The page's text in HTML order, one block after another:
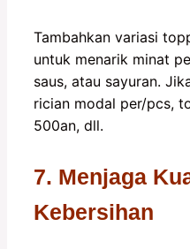
Tambahkan variasi
untuk menarik minat
saus, atau sayuran.
rician modal per/pcs,
500an, dll.
7. Menjaga
Kebersihan